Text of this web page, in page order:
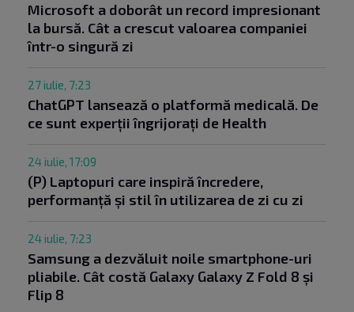
Microsoft a doborât un record impresionant
la bursă. Cât a crescut valoarea companiei
într-o singură zi
27 iulie, 7:23
ChatGPT lansează o platformă medicală. De
ce sunt experții îngrijorați de Health
24 iulie, 17:09
(P) Laptopuri care inspiră încredere,
performanță și stil în utilizarea de zi cu zi
24 iulie, 7:23
Samsung a dezvăluit noile smartphone-uri
pliabile. Cât costă Galaxy Galaxy Z Fold 8 și
Flip 8